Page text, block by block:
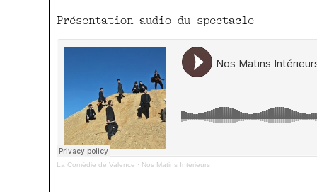
Présentation audio du spectacle
La Comédie de Valence · Nos Matins Intérieurs